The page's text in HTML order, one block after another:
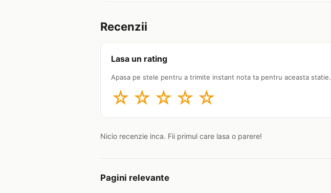
Recenzii
Lasa un rating
Apasa pe stele pentru a trimite instant nota ta pentru aceasta statie.
☆ ☆ ☆ ☆ ☆
Nicio recenzie inca. Fii primul care lasa o parere!
Pagini relevante